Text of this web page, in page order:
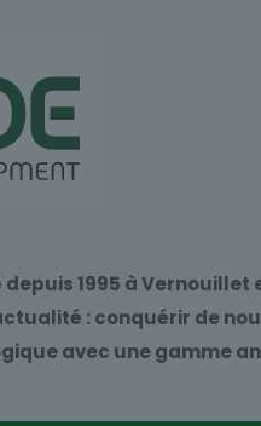
1995 à Vernouillet
: conquérir de
avec une gamme